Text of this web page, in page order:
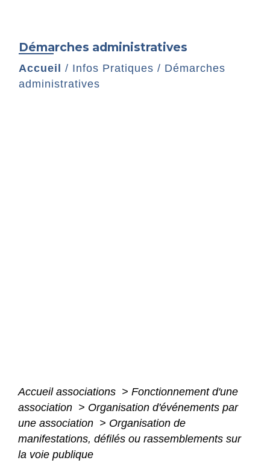
Démarches administratives
Accueil / Infos Pratiques / Démarches
administratives
Accueil associations > Fonctionnement d'une
association > Organisation d'événements par
une association > Organisation de
manifestations, défilés ou rassemblements sur
la voie publique